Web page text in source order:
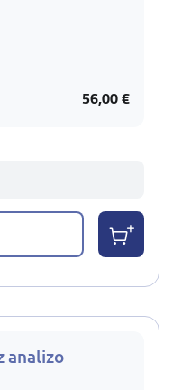
56,00 €
analizo